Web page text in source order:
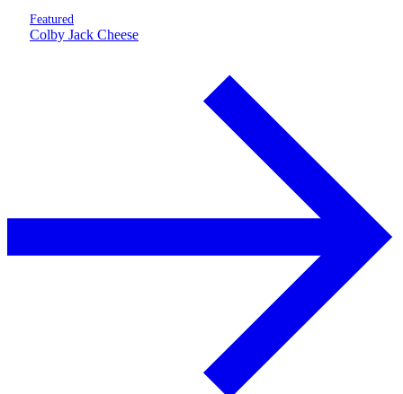
Featured
Colby Jack Cheese